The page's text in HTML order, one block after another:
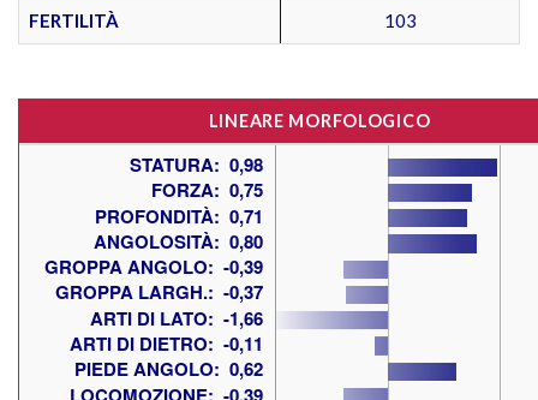
FERTILITÀ 103
LINEARE MORFOLOGICO